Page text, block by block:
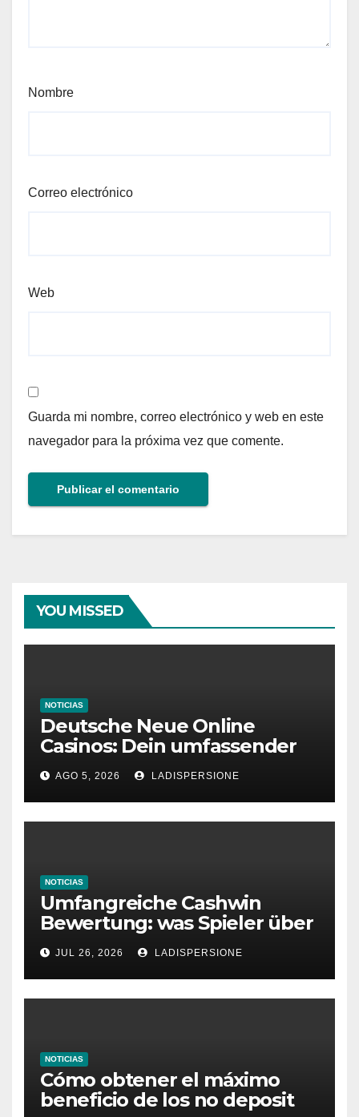
Nombre
Correo electrónico
Web
Guarda mi nombre, correo electrónico y web en este
navegador para la próxima vez que comente.
YOU MISSED
NOTICIAS
Deutsche Neue Online
Casinos: Dein umfassender
Ratgeber für moderne
Glücksspielplattformen
AGO 5, 2026 LADISPERSIONE
NOTICIAS
Umfangreiche Cashwin
Bewertung: was Spieler über
dieses Casino denken
JUL 26, 2026 LADISPERSIONE
NOTICIAS
Cómo obtener el máximo
beneficio de los no deposit